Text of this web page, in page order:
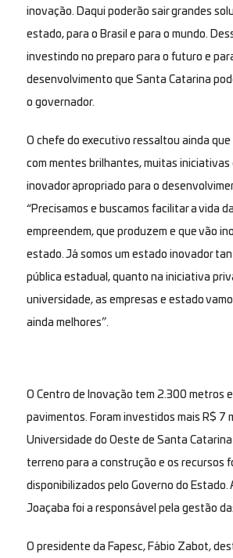
inovação. Daqui poderão sair grandes
estado, para o Brasil e para o mundo.
investindo no preparo para o futuro e
desenvolvimento que Santa Catarina
o governador.
O chefe do executivo ressaltou ainda
com mentes brilhantes, muitas iniciativas
inovador apropriado para o
“Precisamos e buscamos facilitar a vida
empreendem, que produzem e que vão
estado. Já somos um estado inovador
pública estadual, quanto na iniciativa
universidade, as empresas e estado
ainda melhores”.
O Centro de Inovação tem 2.300 metros
pavimentos. Foram investidos mais R$ 7
Universidade do Oeste de Santa
terreno para a construção e os recursos
disponibilizados pelo Governo do Estado.
Joaçaba foi a responsável pela gestão
O presidente da Fapesc, Fábio Zabot,